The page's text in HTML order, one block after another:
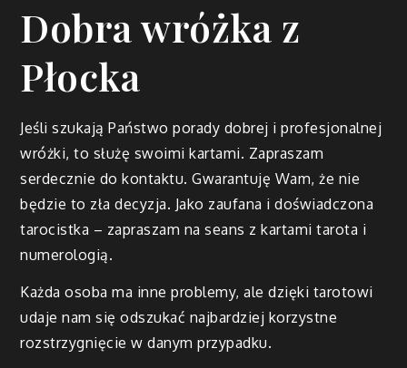
Dobra wróżka z
Płocka
Jeśli szukają Państwo porady dobrej i profesjonalnej
wróżki, to służę swoimi kartami. Zapraszam
serdecznie do kontaktu. Gwarantuję Wam, że nie
będzie to zła decyzja. Jako zaufana i doświadczona
tarocistka – zapraszam na seans z kartami tarota i
numerologią.
Każda osoba ma inne problemy, ale dzięki tarotowi
udaje nam się odszukać najbardziej korzystne
rozstrzygnięcie w danym przypadku.